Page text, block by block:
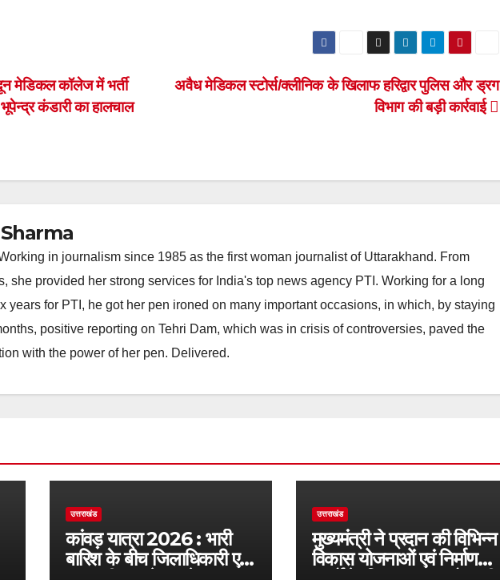
अवैध मेडिकल स्टोर्स/क्लीनिक के खिलाफ हरिद्वार पुलिस और ड्रग
विभाग की बड़ी कार्रवाई
मेडिकल कॉलेज में भर्ती
कंडारी का हालचाल
in journalism since 1985 as the first woman journalist of Uttarakhand. From
she provided her strong services for India's top news agency PTI. Working for a long
years for PTI, he got her pen ironed on many important occasions, in which, by staying
positive reporting on Tehri Dam, which was in crisis of controversies, paved the
with the power of her pen. Delivered.
उत्तराखंड
कांवड़ यात्रा 2026 : भारी
बारिश के बीच जिलाधिकारी एवं
उत्तराखंड
मुख्यमंत्री ने प्रदान की विभिन्न
विकास योजनाओं एवं निर्माण